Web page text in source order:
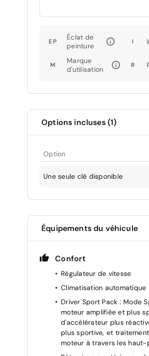
EP
Éclat de
peinture
I
M
Marque
d'utilisation
R
Options incluses (1)
Option
Une seule clé disponible
Équipements du véhicule
Confort
Régulateur de vitesse
Climatisation automatique
Driver Sport Pack : Mode
moteur amplifiée et plus
d'accélérateur plus
plus sportive, et
moteur à travers les haut-